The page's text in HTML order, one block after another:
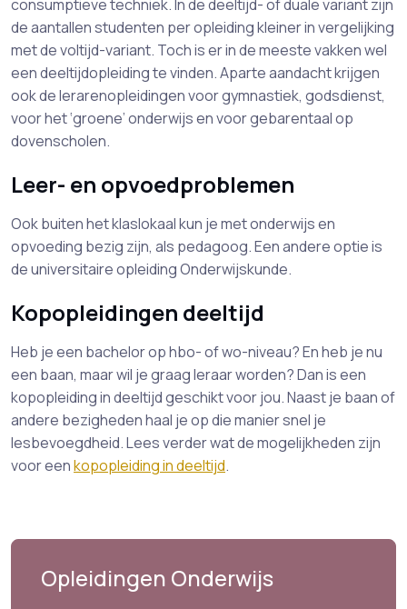
consumptieve techniek. In de deeltijd- of duale variant zijn
de aantallen studenten per opleiding kleiner in vergelijking
met de voltijd-variant. Toch is er in de meeste vakken wel
een deeltijdopleiding te vinden. Aparte aandacht krijgen
ook de lerarenopleidingen voor gymnastiek, godsdienst,
voor het ‘groene’ onderwijs en voor gebarentaal op
dovenscholen.
Leer- en opvoedproblemen
Ook buiten het klaslokaal kun je met onderwijs en
opvoeding bezig zijn, als pedagoog. Een andere optie is
de universitaire opleiding Onderwijskunde.
Kopopleidingen deeltijd
Heb je een bachelor op hbo- of wo-niveau? En heb je nu
een baan, maar wil je graag leraar worden? Dan is een
kopopleiding in deeltijd geschikt voor jou. Naast je baan of
andere bezigheden haal je op die manier snel je
lesbevoegdheid. Lees verder wat de mogelijkheden zijn
voor eenkopopleiding in deeltijd.
Opleidingen Onderwijs